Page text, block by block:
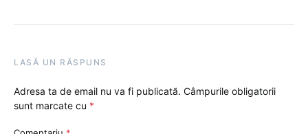
LASĂ UN RĂSPUNS
Adresa ta de email nu va fi publicată. Câmpurile obligatorii
sunt marcate cu *